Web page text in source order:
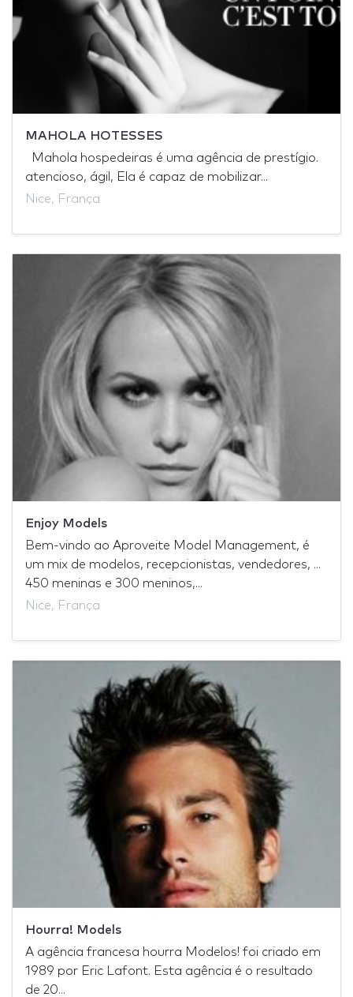
MAHOLA HOTESSES
Mahola hospedeiras é uma agência de prestígio.
atencioso, ágil, Ela é capaz de mobilizar...
Nice, França
Enjoy Models
Bem-vindo ao Aproveite Model Management, é
um mix de modelos, recepcionistas, vendedores, ...
450 meninas e 300 meninos,...
Nice, França
Hourra! Models
A agência francesa hourra Modelos! foi criado em
1989 por Eric Lafont. Esta agência é o resultado
de 20...